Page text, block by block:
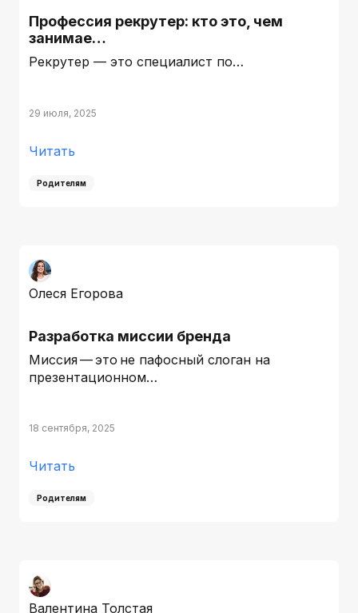
Профессия рекрутер: кто это, чем
занимае…
Рекрутер — это специалист по…
29 июля, 2025
Читать
Родителям
Олеся Егорова
Разработка миссии бренда
Миссия — это не пафосный слоган на
презентационном…
18 сентября, 2025
Читать
Родителям
Валентина Толстая